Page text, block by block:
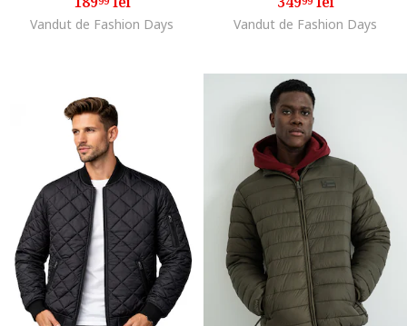
Vandut de Fashion Days Vandut de Fashion Days